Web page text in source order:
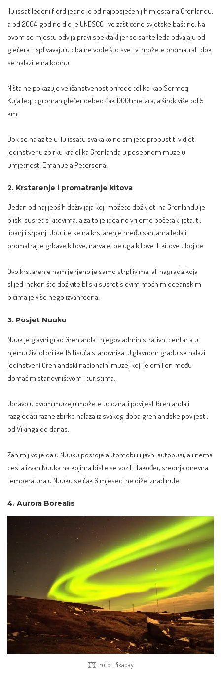
Ilulissat ledeni fjord jedno je od najposjećenijih mjesta na Grenlandu,
a od 2004. godine dio je UNESCO- ve zaštićene svjetske baštine. Na
ovom se mjestu odvija pravi spektakl jer se sante leda odvajaju od
glečera i isplivavaju u obalne vode što sve i vi možete promatrati dok
se nalazite na kopnu.
Ništa ne pokazuje veličanstvenost prirode toliko kao Sermeq
Kujalleq, ogroman glečer debeo čak 1000 metara, a širok više od 5
km.
Dok se nalazite u Ilulissatu svakako ne smijete propustiti vidjeti
jedinstvenu zbirku krajolika Grenlanda u posebnom muzeju
umjetnosti Emanuela Petersena.
2. Krstarenje i promatranje kitova
Jedan od najljepših doživljaja koji možete doživjeti na Grenlandu je
bliski susret s kitovima, a za to je idealno vrijeme početak ljeta, tj.
lipanj i srpanj. Uputite se na krstarenje među santama leda i
promatrajte grbave kitove, narvale, beluga kitove ili kitove ubojice.
Ovo krstarenje namijenjeno je samo strpljivima, ali nagrada koja
slijedi nakon što doživite bliski susret s ovim moćnim oceanskim
bićima je više nego izvanredna.
3. Posjet Nuuku
Nuuk je glavni grad Grenlanda i njegov administrativni centar a u
njemu živi otprilike 15 tisuća stanovnika. U glavnom gradu se nalazi
jedinstveni Grenlandski nacionalni muzej koji je omiljen među
domaćim stanovništvom i turistima.
Upravo u ovom muzeju možete upoznati povijest Grenlanda i
razgledati razne zbirke nalaza iz svakog doba grenlandske povijesti,
od Vikinga do danas.
Zanimljivo je da u Nuuku postoje automobili i javni autobusi, ali nema
cesta izvan Nuuka na kojima biste se vozili. Također, srednja dnevna
temperatura u Nuuku se čak 6 mjeseci ne diže iznad nule.
4. Aurora Borealis
Foto: Pixabay